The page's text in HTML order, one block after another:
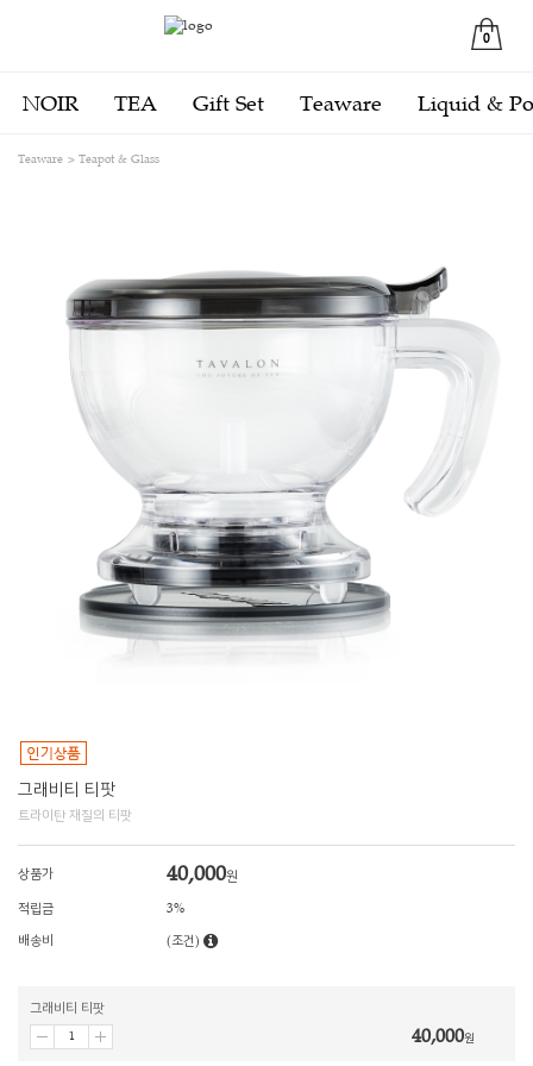
0
NOIR TEA Gift Set Teaware Liquid &
Teaware Teapot & Glass
그래비티 티팟
트라이탄 재질의 티팟
상품가 40,000원
적립금 3%
배송비 (조건)
그래비티 티팟
40,000원